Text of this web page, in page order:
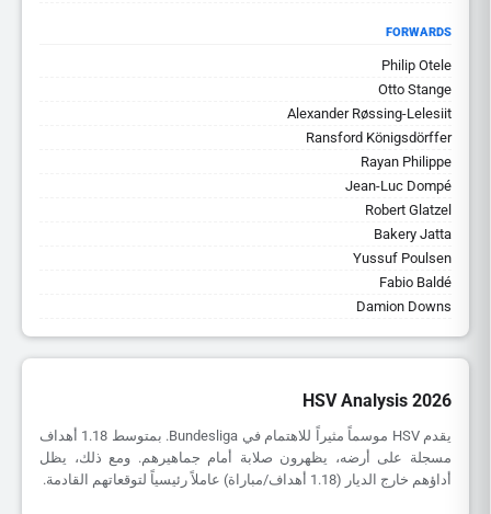
FORWARDS
Philip Otele
Otto Stange
Alexander Røssing-Lelesiit
Ransford Königsdörffer
Rayan Philippe
Jean-Luc Dompé
Robert Glatzel
Bakery Jatta
Yussuf Poulsen
Fabio Baldé
Damion Downs
HSV Analysis 2026
يقدم HSV موسماً مثيراً للاهتمام في Bundesliga. بمتوسط 1.18 أهداف
مسجلة على أرضه، يظهرون صلابة أمام جماهيرهم. ومع ذلك، يظل
أداؤهم خارج الديار (1.18 أهداف/مباراة) عاملاً رئيسياً لتوقعاتهم القادمة.